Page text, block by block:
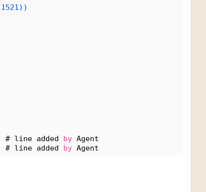
1521))
# line added by Agent
# line added by Agent